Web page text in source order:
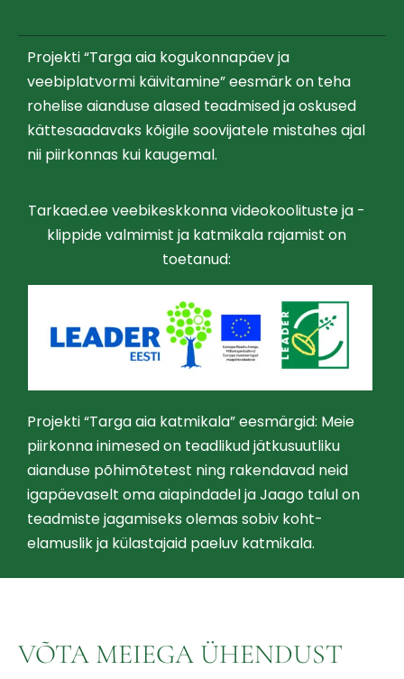
Projekti “Targa aia kogukonnapäev ja
veebiplatvormi käivitamine” eesmärk on teha
rohelise aianduse alased teadmised ja oskused
kättesaadavaks kõigile soovijatele mistahes ajal
nii piirkonnas kui kaugemal.
Tarkaed.ee veebikeskkonna videokoolituste ja -
klippide valmimist ja katmikala rajamist on
toetanud:
Projekti “Targa aia katmikala” eesmärgid: Meie
piirkonna inimesed on teadlikud jätkusuutliku
aianduse põhimõtetest ning rakendavad neid
igapäevaselt oma aiapindadel ja Jaago talul on
teadmiste jagamiseks olemas sobiv koht-
elamuslik ja külastajaid paeluv katmikala.
VÕTA MEIEGA ÜHENDUST